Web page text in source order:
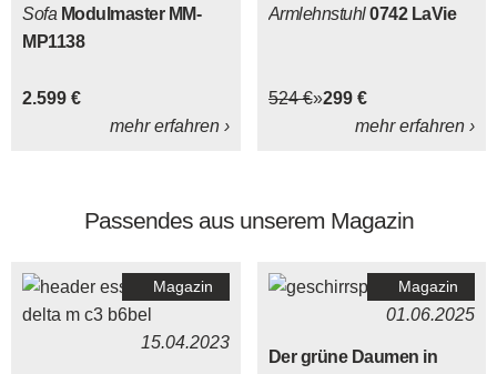
Sofa Modulmaster MM-
MP1138
2.599 €
mehr erfahren ›
Armlehnstuhl0742 LaVie
524 € 299 €
mehr erfahren ›
Passendes aus unserem Magazin
Magazin
15.04.2023
Magazin
01.06.2025
Der grüne Daumen in